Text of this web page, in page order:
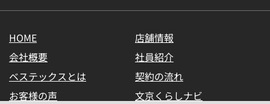
HOME
店舗情報
会社概要
社員紹介
ベステックスとは
契約の流れ
お客様の声
文京くらしナビ